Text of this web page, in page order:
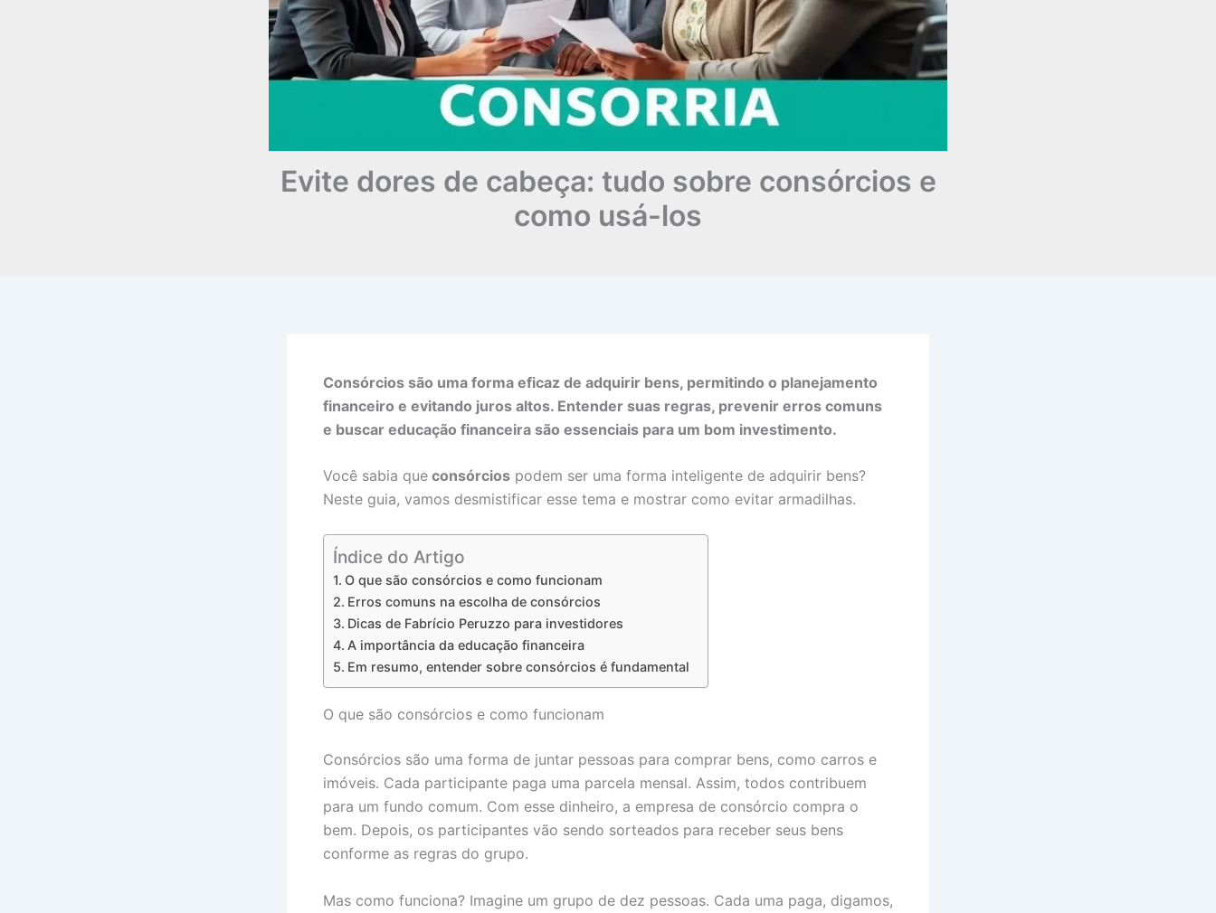
Evite dores de cabeça: tudo sobre consórcios e
como usá-los
Consórcios são uma forma eficaz de adquirir bens, permitindo o planejamento
financeiro e evitando juros altos. Entender suas regras, prevenir erros comuns
e buscar educação financeira são essenciais para um bom investimento.
Você sabia que consórcios podem ser uma forma inteligente de adquirir bens?
Neste guia, vamos desmistificar esse tema e mostrar como evitar armadilhas.
Índice do Artigo
O que são consórcios e como funcionam
Erros comuns na escolha de consórcios
Dicas de Fabrício Peruzzo para investidores
A importância da educação financeira
Em resumo, entender sobre consórcios é fundamental
O que são consórcios e como funcionam
Consórcios são uma forma de juntar pessoas para comprar bens, como carros e
imóveis. Cada participante paga uma parcela mensal. Assim, todos contribuem
para um fundo comum. Com esse dinheiro, a empresa de consórcio compra o
bem. Depois, os participantes vão sendo sorteados para receber seus bens
conforme as regras do grupo.
Mas como funciona? Imagine um grupo de dez pessoas. Cada uma paga, digamos,